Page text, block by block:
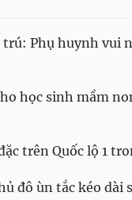
Phụ huynh vui
học sinh mầm
trên Quốc lộ 1
đô ùn tắc kéo dài